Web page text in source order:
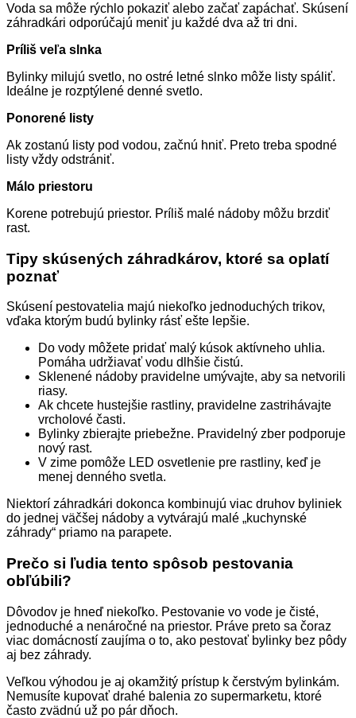
Voda sa môže rýchlo pokaziť alebo začať zapáchať. Skúsení
záhradkári odporúčajú meniť ju každé dva až tri dni.
Príliš veľa slnka
Bylinky milujú svetlo, no ostré letné slnko môže listy spáliť.
Ideálne je rozptýlené denné svetlo.
Ponorené listy
Ak zostanú listy pod vodou, začnú hniť. Preto treba spodné
listy vždy odstrániť.
Málo priestoru
Korene potrebujú priestor. Príliš malé nádoby môžu brzdiť
rast.
Tipy skúsených záhradkárov, ktoré sa oplatí
poznať
Skúsení pestovatelia majú niekoľko jednoduchých trikov,
vďaka ktorým budú bylinky rásť ešte lepšie.
Do vody môžete pridať malý kúsok aktívneho uhlia.
Pomáha udržiavať vodu dlhšie čistú.
Sklenené nádoby pravidelne umývajte, aby sa netvorili
riasy.
Ak chcete hustejšie rastliny, pravidelne zastrihávajte
vrcholové časti.
Bylinky zbierajte priebežne. Pravidelný zber podporuje
nový rast.
V zime pomôže LED osvetlenie pre rastliny, keď je
menej denného svetla.
Niektorí záhradkári dokonca kombinujú viac druhov byliniek
do jednej väčšej nádoby a vytvárajú malé „kuchynské
záhrady“ priamo na parapete.
Prečo si ľudia tento spôsob pestovania
obľúbili?
Dôvodov je hneď niekoľko. Pestovanie vo vode je čisté,
jednoduché a nenáročné na priestor. Práve preto sa čoraz
viac domácností zaujíma o to, ako pestovať bylinky bez pôdy
aj bez záhrady.
Veľkou výhodou je aj okamžitý prístup k čerstvým bylinkám.
Nemusíte kupovať drahé balenia zo supermarketu, ktoré
často zvädnú už po pár dňoch.